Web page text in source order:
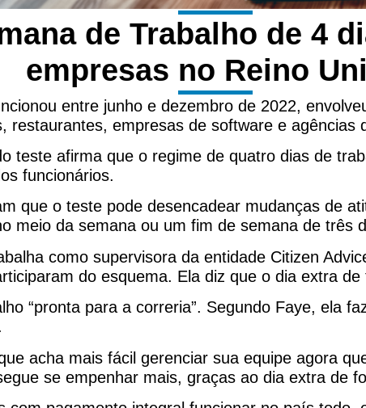
de Trabalho de 4
empresas no Reino
entre junho e dezembro de 2022,
empresas de software e agências
teste afirma que o regime de quatro dias de
funcionários.
que o teste pode desencadear mudanças de
meio da semana ou um fim de semana de três
como supervisora da entidade Citizen
do esquema. Ela diz que o dia extra de
“pronta para a correria”. Segundo Faye, ela
acha mais fácil gerenciar sua equipe agora
se empenhar mais, graças ao dia extra de